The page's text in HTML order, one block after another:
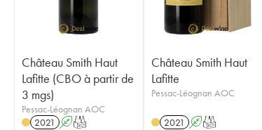
Château Smith Haut
Lafitte (CBO à partir de
3 mgs)
Pessac-Léognan AOC
2021
AT
Château Smith Haut
Lafitte
Pessac-Léognan AOC
2021 AT